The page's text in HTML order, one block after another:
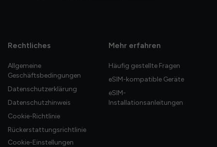
Rechtliches
Allgemeine
Geschäftsbedingungen
Datenschutzerklärung
Datenschutzhinweis
Cookie-Richtlinie
Rückerstattungsrichtlinie
Cookie-Einstellungen
Mehr erfahren
Häufig gestellte Fragen
eSIM-kompatible Geräte
eSIM-
Installationsanleitungen